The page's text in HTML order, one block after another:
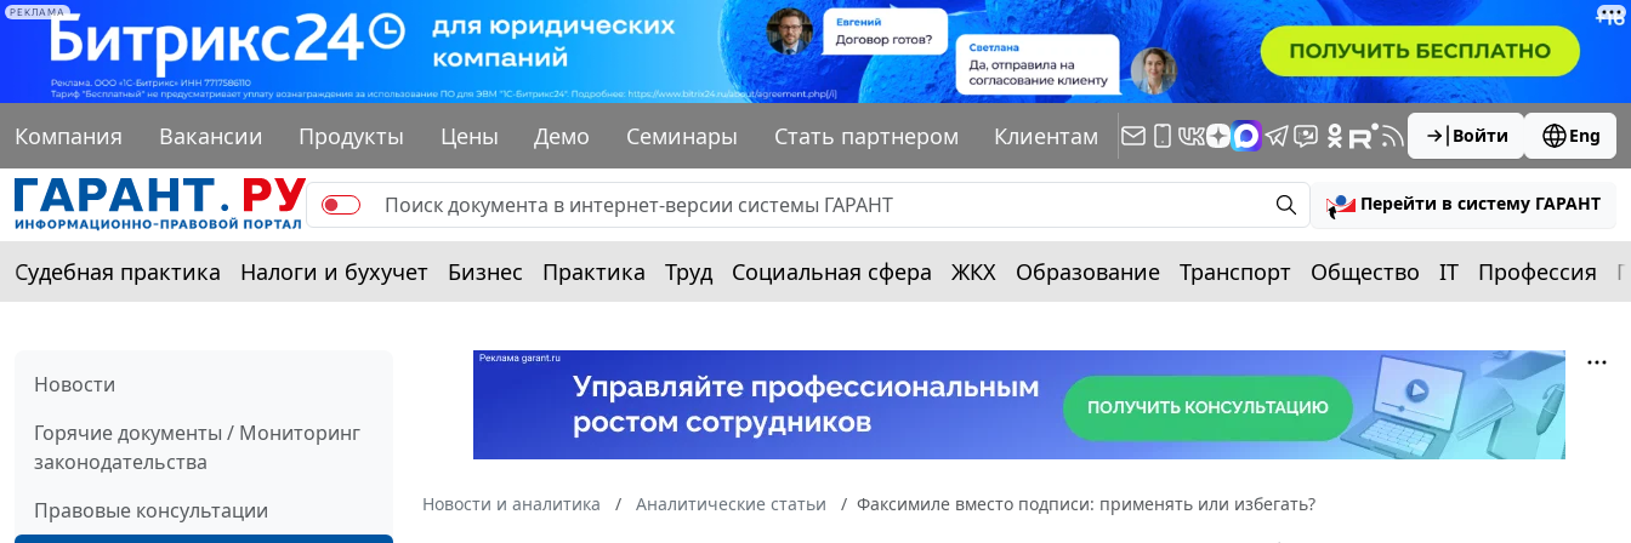
РЕКЛАМА
Компания Вакансии Продукты Цены Демо Семинары Стать партнером Клиентам Войти Eng
Перейти в систему ГАРАНТ
Судебная практика Налоги и бухучет Бизнес Практика Труд Социальная сфера ЖКХ Образование Транспорт Общество IT Профессия
Новости
Горячие документы / Мониторинг
законодательства
Правовые консультации
Новости и аналитика Аналитические статьи Факсимиле вместо подписи: применять или избегать?